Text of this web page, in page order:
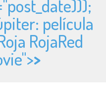
post_date)));
película
RojaRed
>